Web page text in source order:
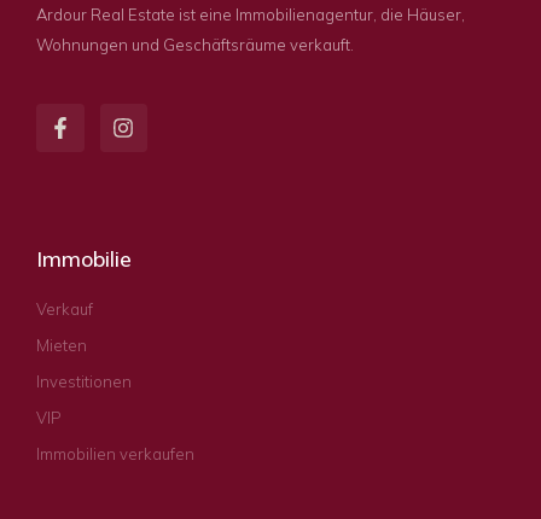
Ardour Real Estate ist eine Immobilienagentur, die Häuser,
Wohnungen und Geschäftsräume verkauft.
Immobilie
Verkauf
Mieten
Investitionen
VIP
Immobilien verkaufen